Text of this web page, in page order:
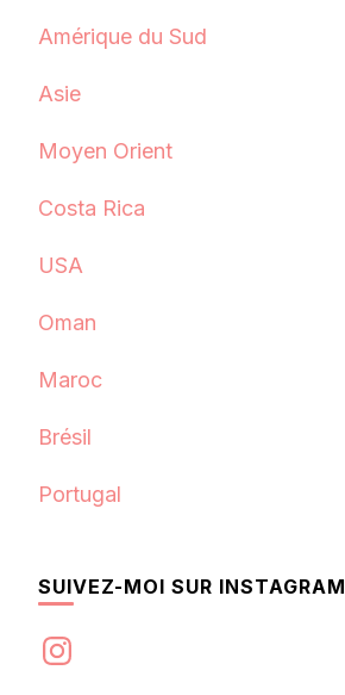
Amérique du Sud
Asie
Moyen Orient
Costa Rica
USA
Oman
Maroc
Brésil
Portugal
SUIVEZ-MOI SUR INSTAGRAM
Instagram